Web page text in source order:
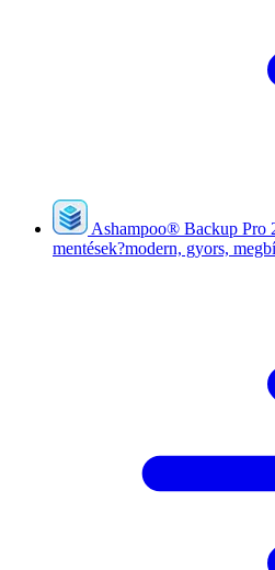
Ashampoo® Backup Pro
mentések?modern, gyors,